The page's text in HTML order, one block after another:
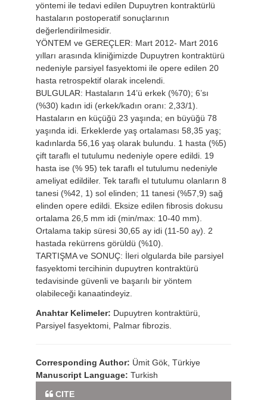
yöntemi ile tedavi edilen Dupuytren kontraktürlü
hastaların postoperatif sonuçlarının
değerlendirilmesidir.
YÖNTEM ve GEREÇLER: Mart 2012- Mart 2016
yılları arasında kliniğimizde Dupuytren kontraktürü
nedeniyle parsiyel fasyektomi ile opere edilen 20
hasta retrospektif olarak incelendi.
BULGULAR: Hastaların 14’ü erkek (%70); 6’sı
(%30) kadın idi (erkek/kadın oranı: 2,33/1).
Hastaların en küçüğü 23 yaşında; en büyüğü 78
yaşında idi. Erkeklerde yaş ortalaması 58,35 yaş;
kadınlarda 56,16 yaş olarak bulundu. 1 hasta (%5)
çift taraflı el tutulumu nedeniyle opere edildi. 19
hasta ise (% 95) tek taraflı el tutulumu nedeniyle
ameliyat edildiler. Tek taraflı el tutulumu olanların 8
tanesi (%42, 1) sol elinden; 11 tanesi (%57,9) sağ
elinden opere edildi. Eksize edilen fibrosis dokusu
ortalama 26,5 mm idi (min/max: 10-40 mm).
Ortalama takip süresi 30,65 ay idi (11-50 ay). 2
hastada rekürrens görüldü (%10).
TARTIŞMA ve SONUÇ: İleri olgularda bile parsiyel
fasyektomi tercihinin dupuytren kontraktürü
tedavisinde güvenli ve başarılı bir yöntem
olabileceği kanaatindeyiz.
Anahtar Kelimeler: Dupuytren kontraktürü,
Parsiyel fasyektomi, Palmar fibrozis.
Corresponding Author: Ümit Gök, Türkiye
Manuscript Language: Turkish
CITE
Full Text PDF